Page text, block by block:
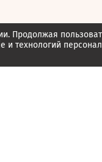
Продолжая
и технологий